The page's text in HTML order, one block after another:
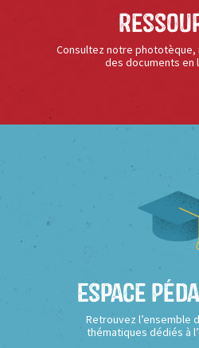
Consultez notre
des documents en
Espace
Retrouvez l’ensemble
thématiques dédiés à